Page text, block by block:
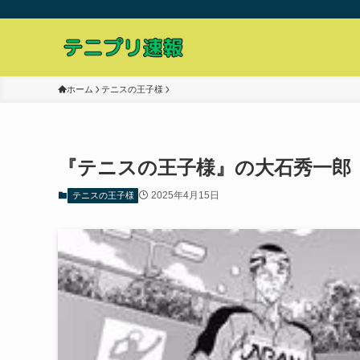
ホーム テニスの王子様
『テニスの王子様』の大石秀一郎
テニスの王子様 2025年4月15日